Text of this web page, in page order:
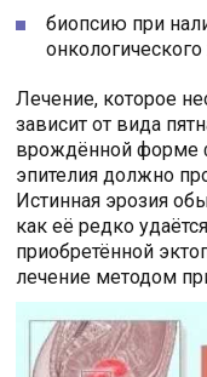
биопсию при
онкологического
Лечение, которое
зависит от вида
врождённой форме
эпителия должно
Истинная эрозия
как её редко
приобретённой
лечение методом